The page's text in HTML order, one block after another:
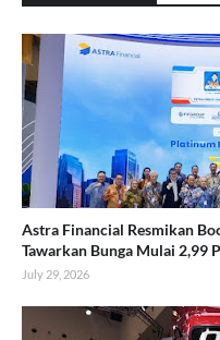
Astra Financial Resmikan
Tawarkan Bunga Mulai 2,99
July 29, 2026